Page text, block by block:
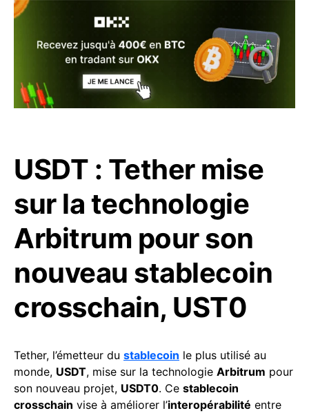
USDT : Tether mise
sur la technologie
Arbitrum pour son
nouveau stablecoin
crosschain, UST0
Tether, l’émetteur du stablecoin le plus utilisé au
monde, USDT, mise sur la technologie Arbitrum pour
son nouveau projet, USDT0. Ce stablecoin
crosschain vise à améliorer l’interopérabilité entre